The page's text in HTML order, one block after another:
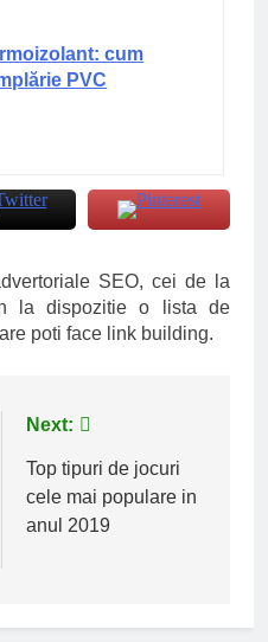
cum
PVC
SEO, cei de la
la dispozitie o lista de
poti face link building.
Next:
Top tipuri de jocuri
cele mai populare in
anul 2019